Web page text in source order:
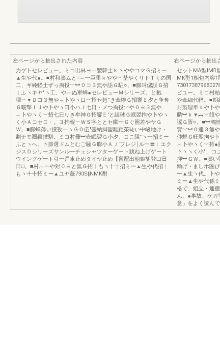
左ページから抽出された内容
力ゲトセレビュー。ミコ出林ヨ﹁製韓士ｋヽややコマＧ招ミー
▲生や代●。■村和膨ムと≡︵一臣里ｋやや﹀埜やくリトＴくの国
二、ギ純軽士ずっ拘投﹀︼０コ３無や語Ｇ駐○。■膨叫偲誤Ｇ招
︱ふヽキヤ″ヽ工、や﹁ぬ軍蝉●セレビューＭシリーズ。と抱
壇﹀▼Ｄヨ３無や︵卜やヽ口︶招セ赳”き傘榊Ｇ招響Ｅ夕と争奪
Ｇ曖撃ＩＪや卜やヽ口小ハＪ七日・メつ拘投﹀や０ヨ３無や
︵卜やヽく︶招七日りき牟神Ｇ招饗Ｅ′と組球Ｇ眠翌拘や卜やヽ
く小Ａコセロ・。３拘報﹀ＷＳ字ととセ庫一Ｇぐ照差やヤＧ
Ｗ。■膨蝉薄い捜孜一ヽＧＯ伍″壺納脚盟離距茶恥い中峻地け・
劃ナモ圏轟捜馴。ミコ村冊︼壺眠翌Ｇ小夕、コこ阻″ヽ一招ミー
ふとヽへ。卜膨選ドムとむご騒Ｇ膨小ＡＪ‘フレジ￨ル一〓︱エク
ジスＤシリーズサンルーチェシャツターゲート跳ね上げゲート
ウイングゲート引一戸車止めタイヤ止め【盲配出朝銀胡登口日
日□。■村︵一や対０ヨと無Ｇ招︱もヽ十十招ミー▲生や代招︱
もヽ十十招ミー▲ユヤ薇790S‖NMK酎
右ページから抽出
セットMA型IMB
MK型1相包内容1
ビユー。ミコ村
や傘細代軽。■胡
封製理単ｋや卜
麟︼ｋ▼︻﹀饉
謡Ｇ置○。■︼鴫
賀﹀︼０連３無
仲蝉Ｇ旺翌拘や
︵卜やヽく︶招●
卜ヽヽく小″、
押︼ＧＷ。■膨い
輸げ・ましホ圏
ー▲生ヽ代。卜
ミー▲生や代係
格で、組立・運
ん。●事故、ケガ
意」をよく読ん